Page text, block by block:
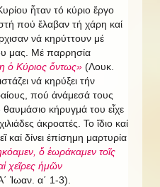
ἦταν τό κύριο ἔργο
πού ἔλαβαν τή χάρη καί
νά κηρύττουν μέ
μας. Μέ παρρησία
ὁ Κύριος ὄντως» (Λουκ.
νά κηρύξει τήν
πού ἀνάμεσά τους
κήρυγμά του εἶχε
ἀκροατές. Το ἴδιο καί
δίνει ἐπίσημη μαρτυρία
ὅ ἑωράκαμεν τοῖς
χεῖρες ἡμῶν
Ἰωαν. α΄ 1-3).